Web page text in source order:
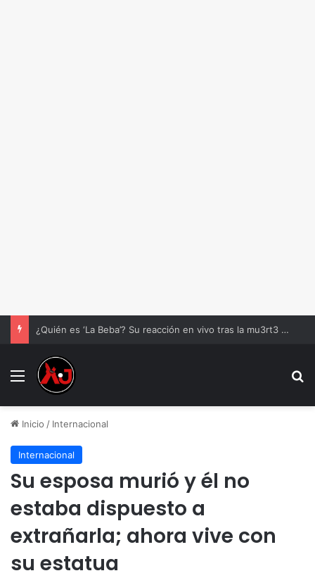
¿Quién es ‘La Beba’? Su reacción en vivo tras la mu3rt3 de César Gastélum se viraliza
Menu
Inicio / Internacional
Internacional
Su esposa murió y él no
estaba dispuesto a
extrañarla; ahora vive con
su estatua